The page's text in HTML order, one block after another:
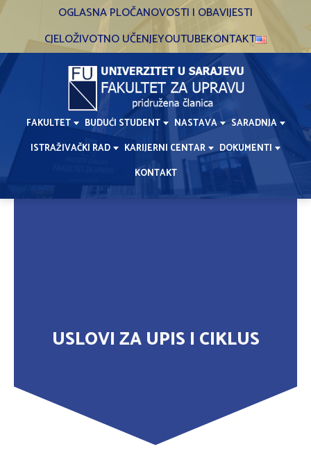
OGLASNA PLOČANOVOSTI I OBAVIJESTI
CJELOŽIVOTNO UČENJEYOUTUBEKONTAKT
FAKULTET BUDUĆI STUDENT NASTAVA
SARADNJA
ISTRAŽIVAČKI RAD
KARIJERNI CENTAR
DOKUMENTI
KONTAKT
Skip
content
USLOVI ZA UPIS I CIKLUS